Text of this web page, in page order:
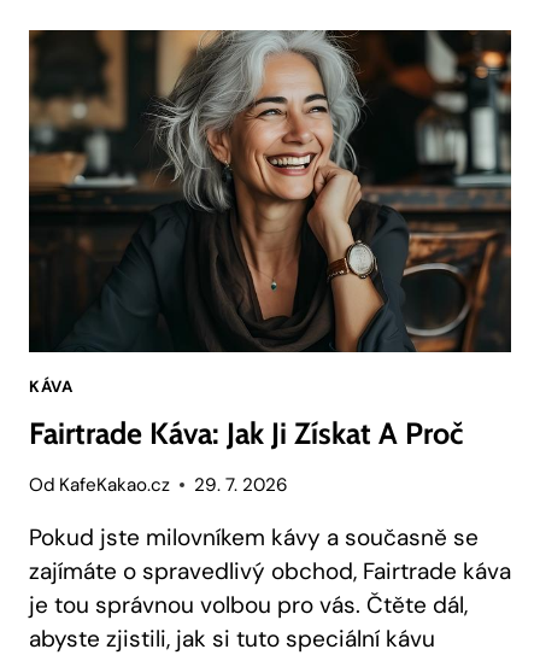
PRO
ZDRAVÝ
ŽIVOTNÍ
STYL
KÁVA
Fairtrade Káva: Jak Ji Získat A Proč
Od KafeKakao.cz 29. 7. 2026
Pokud jste milovníkem kávy a současně se
zajímáte o spravedlivý obchod, Fairtrade káva
je tou správnou volbou pro vás. Čtěte dál,
abyste zjistili, jak si tuto speciální kávu